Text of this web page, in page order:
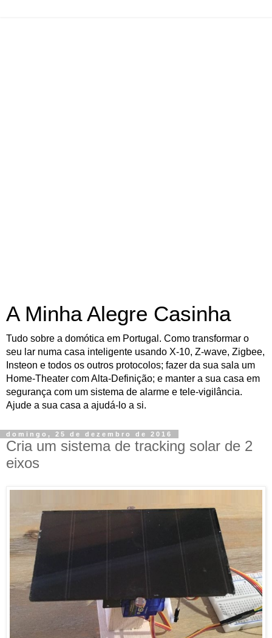
A Minha Alegre Casinha
Tudo sobre a domótica em Portugal. Como transformar o
seu lar numa casa inteligente usando X-10, Z-wave, Zigbee,
Insteon e todos os outros protocolos; fazer da sua sala um
Home-Theater com Alta-Definição; e manter a sua casa em
segurança com um sistema de alarme e tele-vigilância.
Ajude a sua casa a ajudá-lo a si.
domingo, 25 de dezembro de 2016
Cria um sistema de tracking solar de 2
eixos